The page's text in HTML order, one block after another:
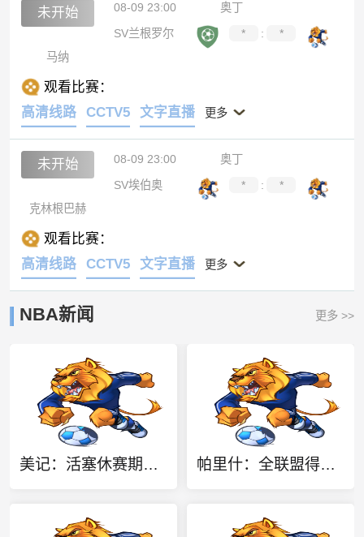
未开始 08-09 23:00
奥丁
SV兰根罗尔
* :
*
马纳
观看比赛：
高清线路
CCTV5 文字直播 更多
未开始 08-09 23:00
奥丁
SV埃伯奥
* :
*
克林根巴赫
观看比赛：
高清线路
CCTV5 文字直播 更多
NBA新闻 更多 >>
美记：活塞休赛期引援优化了阵容 坎宁安蜕变或可助球队叫板豪强 帕里什：全联盟得对76人提起精神 他们能打出无私的团队篮球